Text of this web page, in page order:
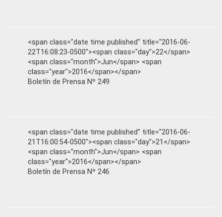
<span class="date time published" title="2016-06-
22T16:08:23-0500"><span class="day">22</span>
<span class="month">Jun</span> <span
class="year">2016</span></span>
Boletín de Prensa Nº 249
<span class="date time published" title="2016-06-
21T16:00:54-0500"><span class="day">21</span>
<span class="month">Jun</span> <span
class="year">2016</span></span>
Boletín de Prensa Nº 246